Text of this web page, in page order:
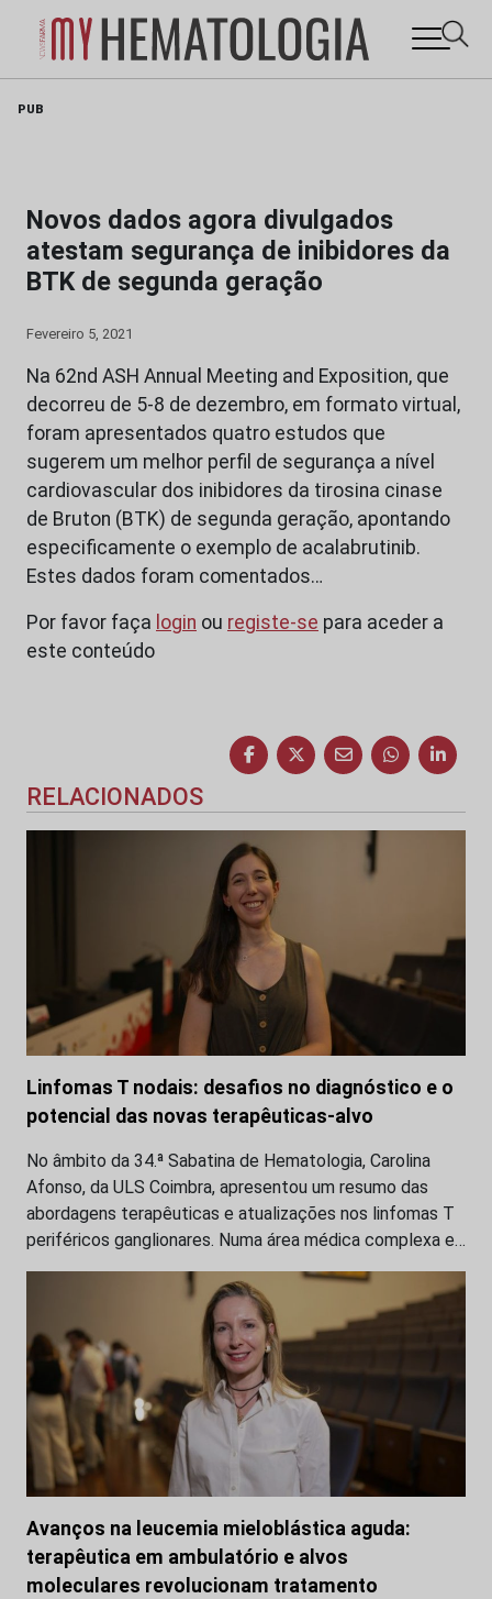
PUB
Novos dados agora divulgados
atestam segurança de inibidores da
BTK de segunda geração
Fevereiro 5, 2021
Na 62nd ASH Annual Meeting and Exposition, que
decorreu de 5-8 de dezembro, em formato virtual,
foram apresentados quatro estudos que
sugerem um melhor perfil de segurança a nível
cardiovascular dos inibidores da tirosina cinase
de Bruton (BTK) de segunda geração, apontando
especificamente o exemplo de acalabrutinib.
Estes dados foram comentados…
Por favor faça login ou registe-se para aceder a
este conteúdo
RELACIONADOS
Linfomas T nodais: desafios no diagnóstico e o
potencial das novas terapêuticas-alvo
No âmbito da 34.ª Sabatina de Hematologia, Carolina
Afonso, da ULS Coimbra, apresentou um resumo das
abordagens terapêuticas e atualizações nos linfomas T
periféricos ganglionares. Numa área médica complexa e…
Avanços na leucemia mieloblástica aguda:
terapêutica em ambulatório e alvos
moleculares revolucionam tratamento